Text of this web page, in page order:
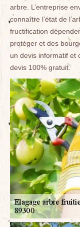
arbre. L’entreprise
connaître l’état de
fructification
protéger et des
un devis informatif et
devis 100% gratuit.